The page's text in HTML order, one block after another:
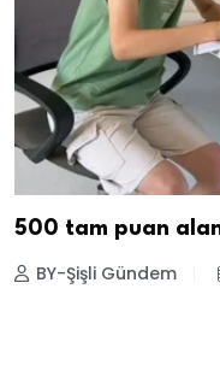
500 tam puan
BY-Şişli Gündem